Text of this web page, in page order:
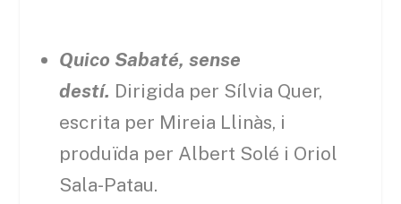
Quico Sabaté, sense
destí. Dirigida per Sílvia Quer,
escrita per Mireia Llinàs, i
produïda per Albert Solé i Oriol
Sala-Patau.